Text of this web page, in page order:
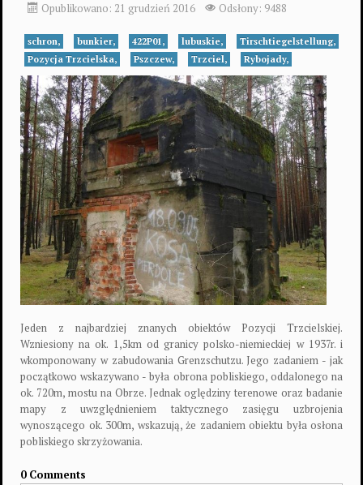
Umocnienia wzniesione od początku XX wieku do końca II wojny światowej...
0
Opublikowano: 21 grudzień 2016
Odsłony: 9488
schron, bunkier, 422P01, lubuskie,
Tirschtiegelstellung,
Pozycja Trzcielska,
Pszczew, Trzciel, Rybojady,
Jeden z najbardziej znanych obiektów Pozycji Trzcielskiej.
Wzniesiony na ok. 1,5km od granicy polsko-niemieckiej w 1937r. i
wkomponowany w zabudowania Grenzschutzu. Jego zadaniem - jak
początkowo wskazywano - była obrona pobliskiego, oddalonego na
ok. 720m, mostu na Obrze. Jednak oględziny terenowe oraz badanie
mapy z uwzględnieniem taktycznego zasięgu uzbrojenia
wynoszącego ok. 300m, wskazują, że zadaniem obiektu była osłona
pobliskiego skrzyżowania.
0 Comments